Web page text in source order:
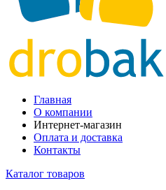
Главная
О компании
Интернет-магазин
Оплата и доставка
Контакты
Каталог товаров